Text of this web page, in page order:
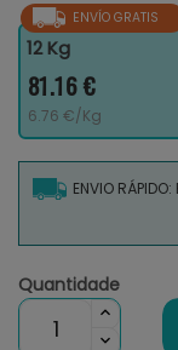
ENVÍO GRATIS
12 Kg
81.16 €
6.76 €/Kg
ENVIO
Quantidade